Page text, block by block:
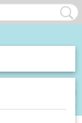
(0)